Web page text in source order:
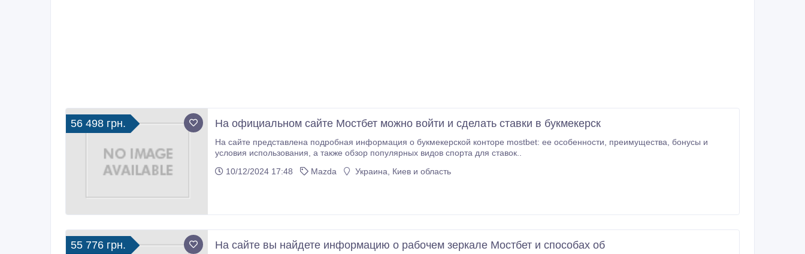
56 498 грн. На официальном сайте Мостбет можно войти и сделать ставки в букмекерск
На сайте представлена подробная информация о букмекерской конторе mostbet: ее особенности, преимущества, бонусы и
условия использования, а также обзор популярных видов спорта для ставок..
10/12/2024 17:48
Mazda Украина, Киев и область
55 776 грн. На сайте вы найдете информацию о рабочем зеркале Мостбет и способах об